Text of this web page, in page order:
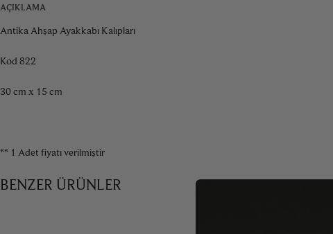
AÇIKLAMA
Antika Ahşap Ayakkabı Kalıpları
Kod 822
30 cm x 15 cm
** 1 Adet fiyatı verilmiştir
BENZER ÜRÜNLER